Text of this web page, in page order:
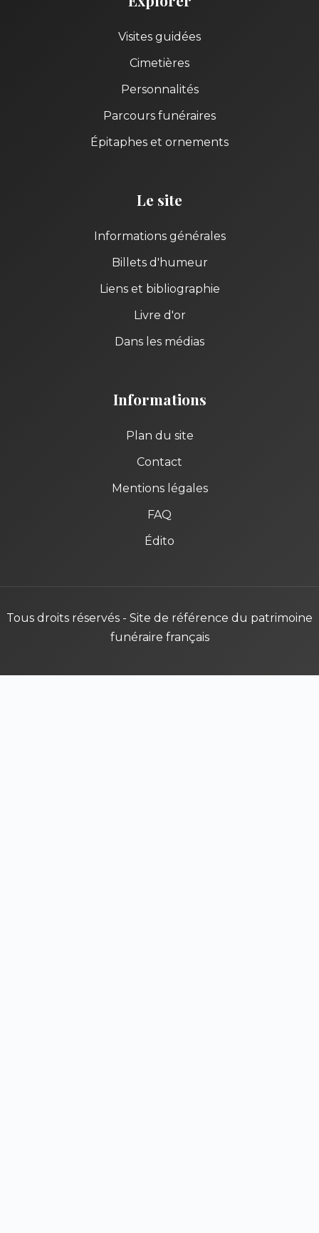
Visites guidées
Cimetières
Personnalités
Parcours funéraires
Épitaphes et ornements
Le site
Informations générales
Billets d'humeur
Liens et bibliographie
Livre d'or
Dans les médias
Informations
Plan du site
Contact
Mentions légales
FAQ
Édito
Tous droits réservés - Site de référence du patrimoine
funéraire français